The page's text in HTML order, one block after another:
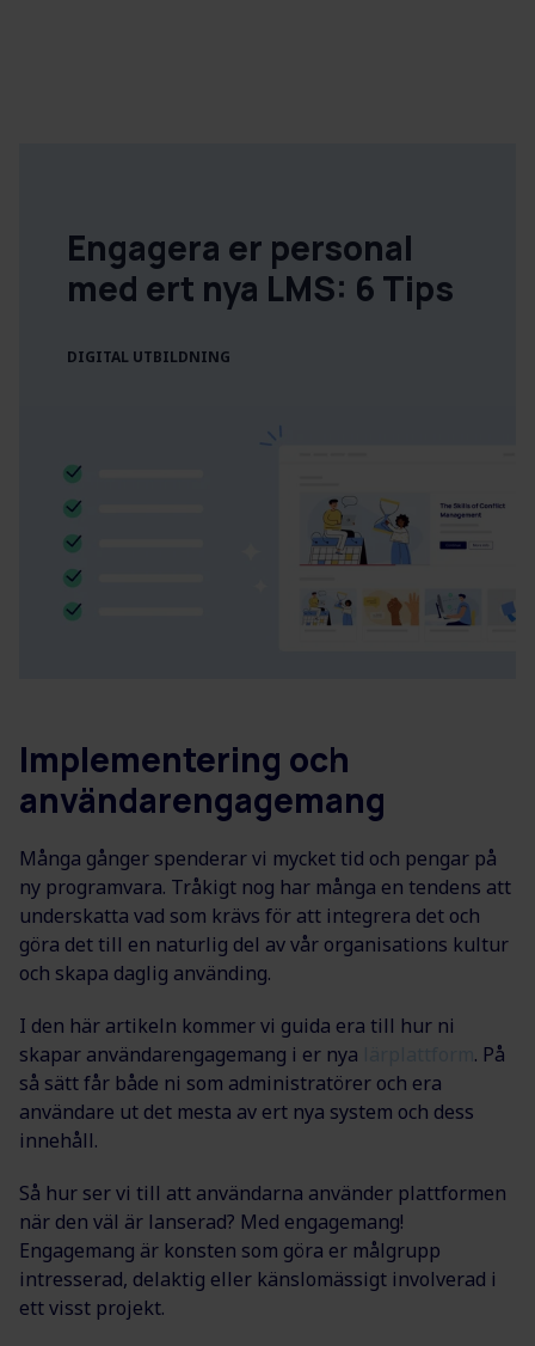
Engagera er personal
med ert nya LMS: 6 Tips
DIGITAL UTBILDNING
Implementering och
användarengagemang
Många gånger spenderar vi mycket tid och pengar på
ny programvara. Tråkigt nog har många en tendens att
underskatta vad som krävs för att integrera det och
göra det till en naturlig del av vår organisations kultur
och skapa daglig använding.
I den här artikeln kommer vi guida era till hur ni
skapar användarengagemang i er nya
. På
så sätt får både ni som administratörer och era
användare ut det mesta av ert nya system och dess
innehåll.
Så hur ser vi till att användarna använder plattformen
när den väl är lanserad? Med engagemang!
Engagemang är konsten som göra er målgrupp
intresserad, delaktig eller känslomässigt involverad i
ett visst projekt.